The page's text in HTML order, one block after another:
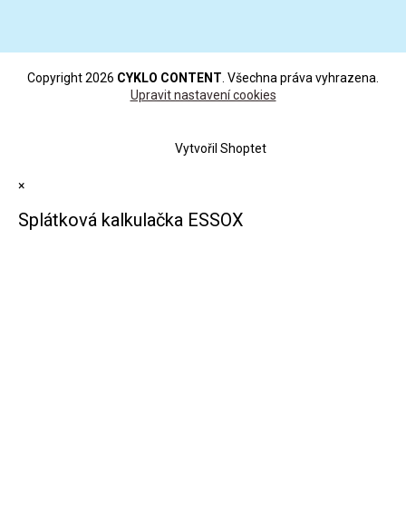
Vytvořil Shoptet
Copyright 2026 CYKLO CONTENT. Všechna práva vyhrazena.
Upravit nastavení cookies
×
Splátková kalkulačka ESSOX